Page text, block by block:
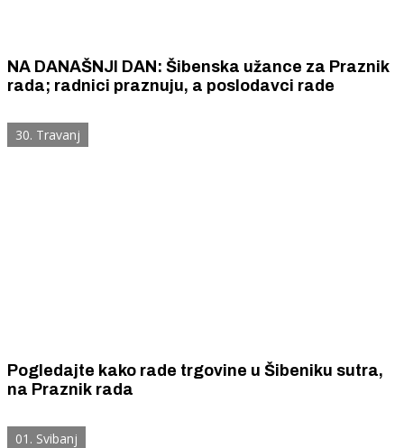
NA DANAŠNJI DAN: Šibenska užance za Praznik
rada; radnici praznuju, a poslodavci rade
30. Travanj
Pogledajte kako rade trgovine u Šibeniku sutra,
na Praznik rada
01. Svibanj